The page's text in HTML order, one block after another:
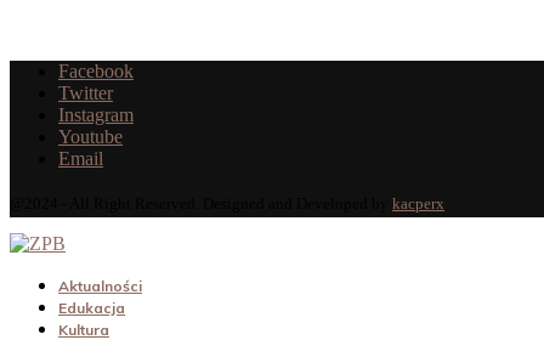
Facebook
Twitter
Instagram
Youtube
Email
kacperx
Aktualności
Edukacja
Kultura